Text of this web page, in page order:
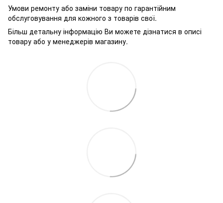
Умови ремонту або заміни товару по гарантійним
обслуговування для кожного з товарів свої.
Більш детальну інформацію Ви можете дізнатися в описі
товару або у менеджерів магазину.